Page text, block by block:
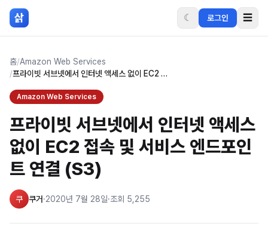
본문 바로가기
삵 ☾ 로그인 ☰
홈/Amazon Web Services
/
프라이빗 서브넷에서 인터넷 액세스 없이 EC2 접속 및 서비스 엔드포인트 연결 (S3)
Amazon Web Services
프라이빗 서브넷에서 인터넷 액세스
없이 EC2 접속 및 서비스 엔드포인
트 연결 (S3)
쿠 쿠거·2020년 7월 28일·조회 5,255